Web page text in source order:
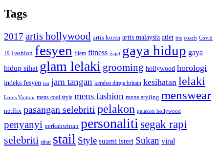
Tags
2017 artis hollywood artis korea artis malaysia atlet bts coach Covid
19 Fashion fesyen filem fitness gajet gaya hidup gaya
hidup sihat glam lelaki grooming hollywood horologi
indeks fesyen isu jam tangan kerabat diraja britain kesihatan lelaki
Louis Vuitton mens cool style mens fashion mens styling menswear
netflix pasangan selebriti pelakon pelakon hollywood
penyanyi perkahwinan personaliti segak rapi
selebriti sihat stail Style suami isteri Sukan viral